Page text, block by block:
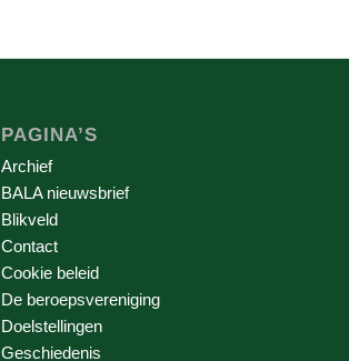
PAGINA’S
Archief
BALA nieuwsbrief
Blikveld
Contact
Cookie beleid
De beroepsvereniging
Doelstellingen
Geschiedenis